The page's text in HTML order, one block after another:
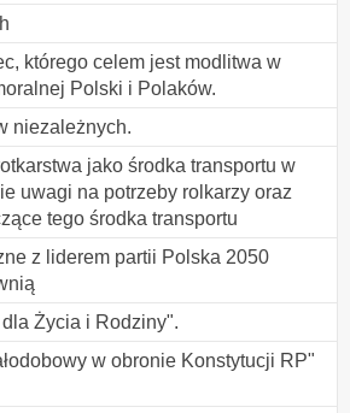
którego celem jest modlitwa w
Polski i Polaków.
niezależnych.
jako środka transportu w
uwagi na potrzeby rolkarzy oraz
tego środka transportu
z liderem partii Polska 2050
Życia i Rodziny".
w obronie Konstytucji RP"